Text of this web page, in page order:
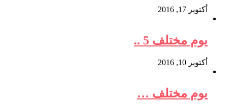
أكتوبر 17, 2016
يوم مختلف 5 ..
أكتوبر 10, 2016
يوم مختلف …